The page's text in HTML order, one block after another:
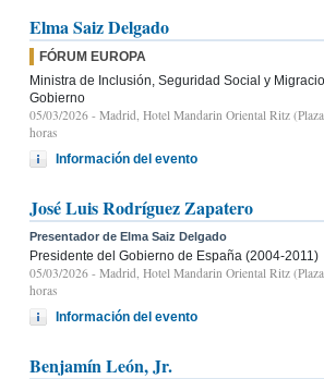
Elma Saiz Delgado
FÓRUM EUROPA
Ministra de Inclusión, Seguridad Social y
Gobierno
05/03/2026 - Madrid, Hotel Mandarin Oriental Ritz
horas
Información del evento
José Luis Rodríguez Zapatero
Presentador de Elma Saiz Delgado
Presidente del Gobierno de España (2004-2011)
05/03/2026 - Madrid, Hotel Mandarin Oriental Ritz
horas
Información del evento
Benjamín León, Jr.